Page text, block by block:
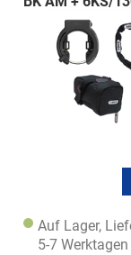
Auf Lager,
5-7 Werktagen